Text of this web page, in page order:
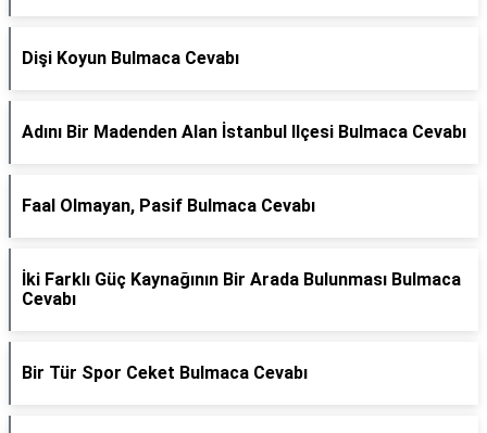
Dişi Koyun Bulmaca Cevabı
Adını Bir Madenden Alan İstanbul Ilçesi Bulmaca Cevabı
Faal Olmayan, Pasif Bulmaca Cevabı
İki Farklı Güç Kaynağının Bir Arada Bulunması Bulmaca
Cevabı
Bir Tür Spor Ceket Bulmaca Cevabı